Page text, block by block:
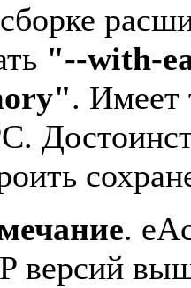
"--with-
. Имеет
.
версий